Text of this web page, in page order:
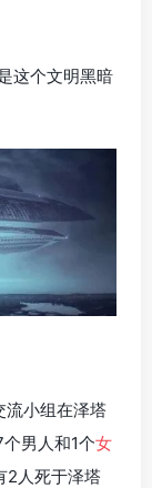
这个文明黑暗
流小组在泽塔
男人和1个女
2人死于泽塔